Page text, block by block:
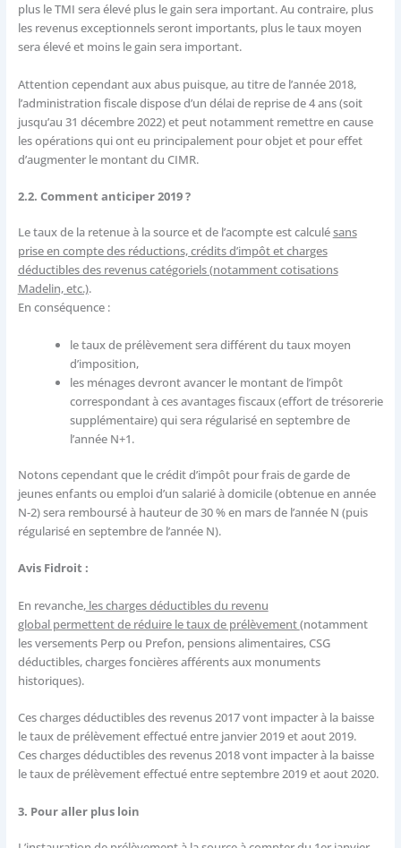
plus le TMI sera élevé plus le gain sera important. Au contraire, plus
les revenus exceptionnels seront importants, plus le taux moyen
sera élevé et moins le gain sera important.
Attention cependant aux abus puisque, au titre de l’année 2018,
l’administration fiscale dispose d’un délai de reprise de 4 ans (soit
jusqu’au 31 décembre 2022) et peut notamment remettre en cause
les opérations qui ont eu principalement pour objet et pour effet
d’augmenter le montant du CIMR.
2.2. Comment anticiper 2019 ?
Le taux de la retenue à la source et de l’acompte est calculésans
prise en compte des réductions, crédits d’impôt et charges
déductibles des revenus catégoriels (notamment cotisations
Madelin, etc.).
En conséquence :
le taux de prélèvement sera différent du taux moyen
d’imposition,
les ménages devront avancer le montant de l’impôt
correspondant à ces avantages fiscaux (effort de trésorerie
supplémentaire) qui sera régularisé en septembre de
l’année N+1.
Notons cependant que le crédit d’impôt pour frais de garde de
jeunes enfants ou emploi d’un salarié à domicile (obtenue en année
N-2) sera remboursé à hauteur de 30 % en mars de l’année N (puis
régularisé en septembre de l’année N).
Avis Fidroit :
En revanche,les charges déductibles du revenu
global permettent de réduire le taux de prélèvement(notamment
les versements Perp ou Prefon, pensions alimentaires, CSG
déductibles, charges foncières afférents aux monuments
historiques).
Ces charges déductibles des revenus 2017 vont impacter à la baisse
le taux de prélèvement effectué entre janvier 2019 et aout 2019.
Ces charges déductibles des revenus 2018 vont impacter à la baisse
le taux de prélèvement effectué entre septembre 2019 et aout 2020.
3. Pour aller plus loin